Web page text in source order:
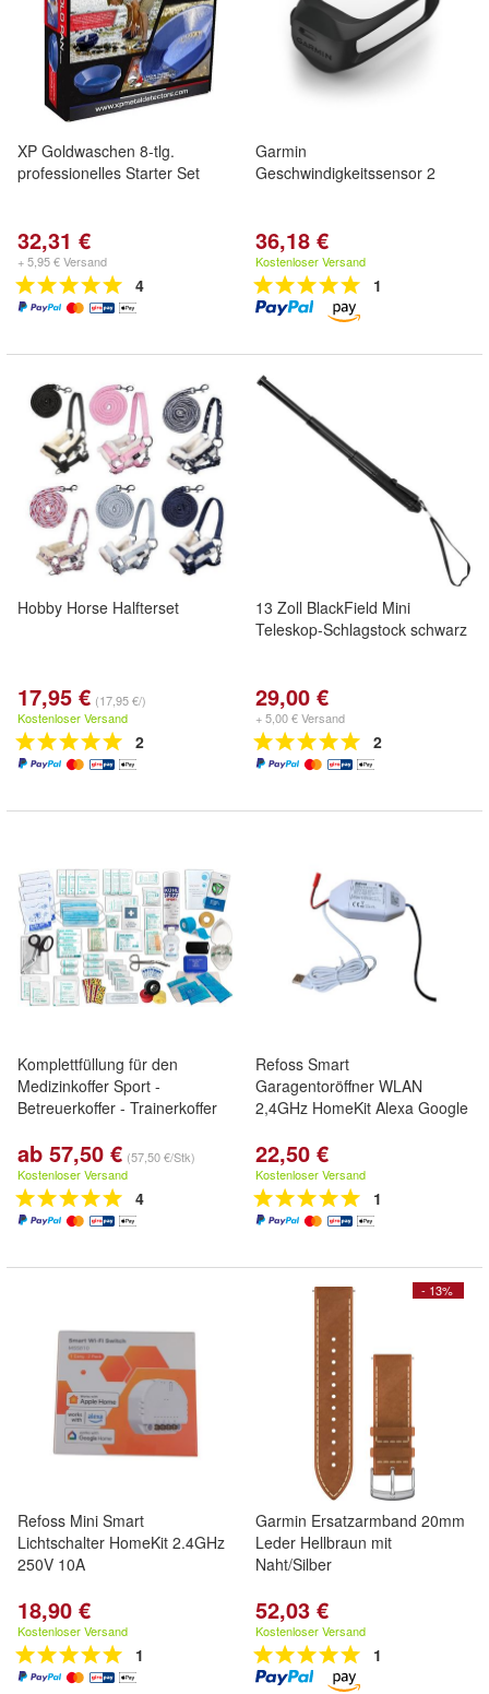
XP Goldwaschen 8-tlg.
professionelles Starter Set
32,31 €
+ 5,95 € Versand
4
Garmin
Geschwindigkeitssensor 2
36,18 €
Kostenloser Versand
1
Hobby Horse Halfterset
17,95 € (17,95 €/)
Kostenloser Versand
2
13 Zoll BlackField Mini
Teleskop-Schlagstock schwarz
29,00 €
+ 5,00 € Versand
2
Komplettfüllung für den
Medizinkoffer Sport -
Betreuerkoffer - Trainerkoffer
ab 57,50 € (57,50 €/Stk)
Kostenloser Versand
4
Refoss Smart
Garagentoröffner WLAN
2,4GHz HomeKit Alexa Google
22,50 €
Kostenloser Versand
1
Refoss Mini Smart
Lichtschalter HomeKit 2.4GHz
250V 10A
18,90 €
Kostenloser Versand
1
- 13%
Garmin Ersatzarmband 20mm
Leder Hellbraun mit
Naht/Silber
52,03 €
Kostenloser Versand
1